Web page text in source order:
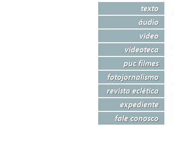
texto
áudio
vídeo
videoteca
puc filmes
fotojornalismo
revista eclética
expediente
fale conosco